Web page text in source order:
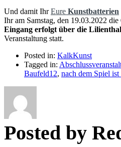
Und damit IhrEure Kunstbatterien
Ihr am Samstag, den 19.03.2022
Eingang erfolgt über die
Veranstaltung statt.
Posted in: KalkKunst
Tagged in:
Baufeld12, nach dem Spiel
Posted by